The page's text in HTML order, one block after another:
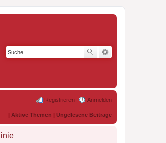
Anmelden
Registrieren
| Aktive Themen | Ungelesene Beiträge